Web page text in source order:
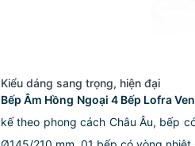
Kiểu dáng sang trọng, hiện đại
Bếp Âm Hồng Ngoại 4 Bếp Lofra
kế theo phong cách Châu Âu, bếp